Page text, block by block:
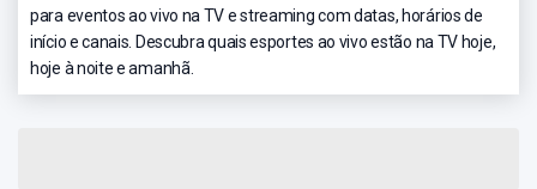
para eventos ao vivo na TV e streaming com datas, horários de
início e canais. Descubra quais esportes ao vivo estão na TV hoje,
hoje à noite e amanhã.